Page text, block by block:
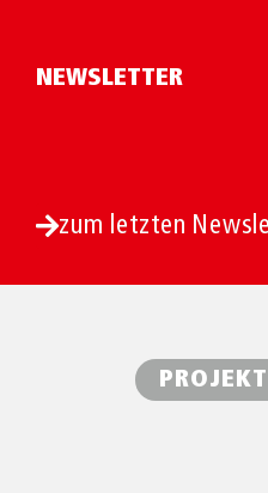
NEWSLETTER
zum letzten